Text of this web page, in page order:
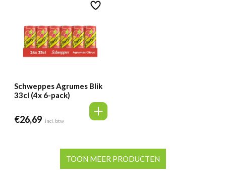
Schweppes Agrumes Blik
33cl (4x 6-pack)
€26,69 incl. btw
TOON MEER PRODUCTEN